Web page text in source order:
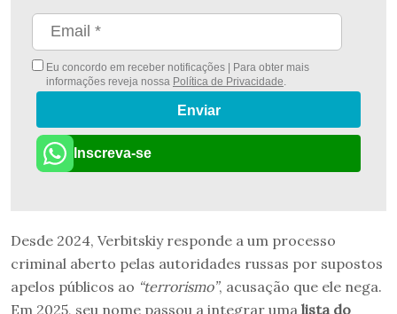
Eu concordo em receber notificações | Para obter mais
informações reveja nossa Política de Privacidade.
Enviar
Inscreva-se
Desde 2024, Verbitskiy responde a um processo
criminal aberto pelas autoridades russas por supostos
apelos públicos ao “terrorismo”, acusação que ele nega.
Em 2025, seu nome passou a integrar uma lista do